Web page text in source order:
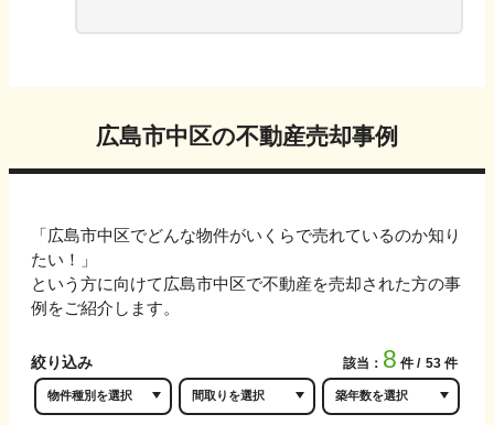
広島市中区の不動産売却事例
「広島市中区でどんな物件がいくらで売れているのか知り
たい！」
という方に向けて広島市中区で不動産を売却された方の事
例をご紹介します。
絞り込み 該当： 8 件 53 件